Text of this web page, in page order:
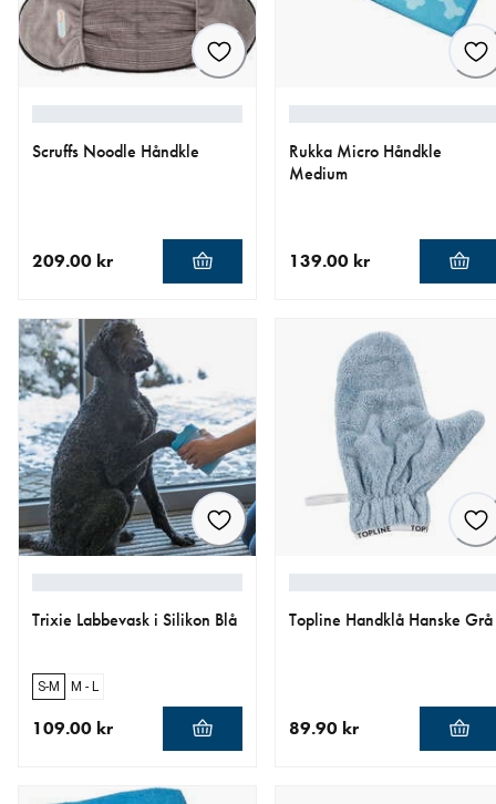
Scruffs Noodle Håndkle
209.00 kr
Rukka Micro Håndkle
Medium
139.00 kr
Trixie Labbevask i Silikon Blå
S-M M - L
109.00 kr
Topline Handklå Hanske Grå
89.90 kr